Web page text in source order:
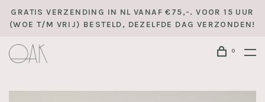
GRATIS VERZENDING IN NL VANAF €75,-. VOOR 15 UUR
(WOE T/M VRIJ) BESTELD, DEZELFDE DAG VERZONDEN!
0